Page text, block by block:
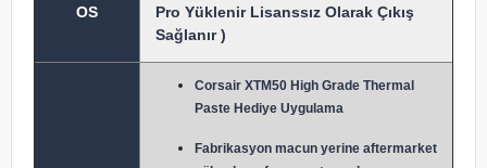
OS
Pro Yüklenir Lisanssız Olarak Çıkış
Sağlanır )
Corsair XTM50 High Grade Thermal
Paste Hediye Uygulama
Fabrikasyon macun yerine aftermarket